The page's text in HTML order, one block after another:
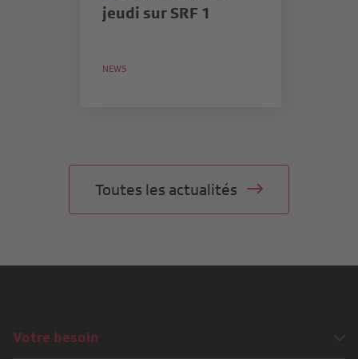
jeudi sur SRF 1
NEWS
Toutes les actualités
Votre besoin